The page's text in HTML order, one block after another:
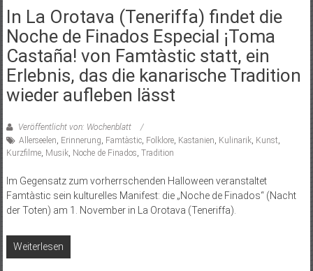
In La Orotava (Teneriffa) findet die
Noche de Finados Especial ¡Toma
Castaña! von Famtàstic statt, ein
Erlebnis, das die kanarische Tradition
wieder aufleben lässt
Veröffentlicht von: Wochenblatt
Allerseelen, Erinnerung, Famtàstic, Folklore, Kastanien, Kulinarik, Kunst,
Kurzfilme, Musik, Noche de Finados, Tradition
Im Gegensatz zum vorherrschenden Halloween veranstaltet
Famtàstic sein kulturelles Manifest: die „Noche de Finados“ (Nacht
der Toten) am 1. November in La Orotava (Teneriffa).
Weiterlesen